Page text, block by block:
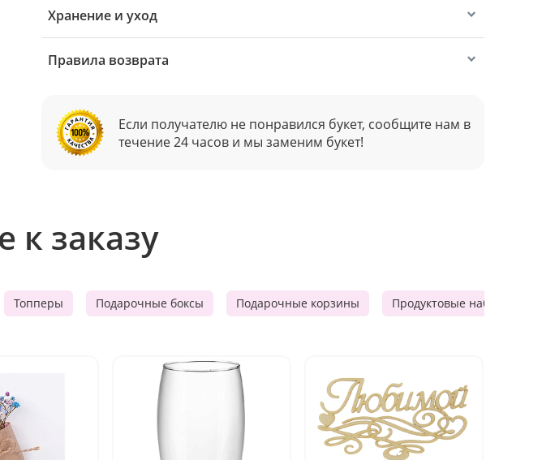
Хранение и уход
Правила возврата
Если получателю не понравился букет, сообщите нам в
течение 24 часов и мы заменим букет!
к заказу
Топперы Подарочные боксы Подарочные корзины Продуктовые наборы